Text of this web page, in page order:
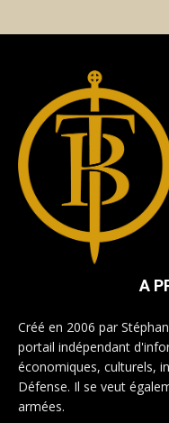
A
Créé en 2006 par
portail indépendant
économiques, culturels,
Défense. Il se veut
armées.